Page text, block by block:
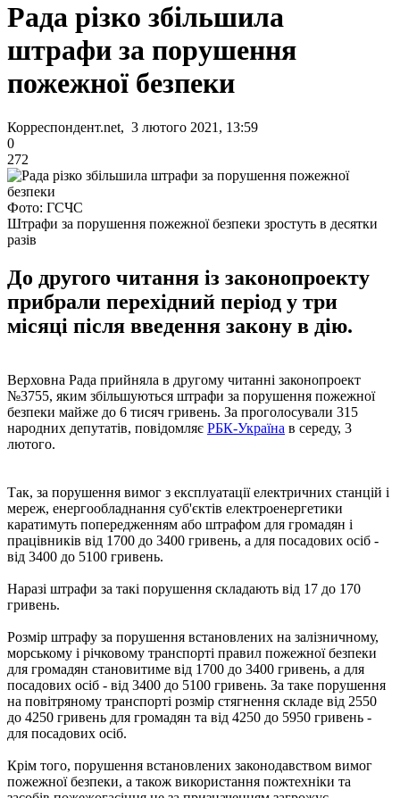
Рада різко збільшила
штрафи за порушення
пожежної безпеки
Корреспондент.net, 3 лютого 2021, 13:59
0
272
Фото: ГСЧС
Штрафи за порушення пожежної безпеки зростуть в десятки
разів
До другого читання із законопроекту
прибрали перехідний період у три
місяці після введення закону в дію.
Верховна Рада прийняла в другому читанні законопроект
№3755, яким збільшуються штрафи за порушення пожежної
безпеки майже до 6 тисяч гривень. За проголосували 315
народних депутатів, повідомляє РБК-Україна в середу, 3
лютого.
Так, за порушення вимог з експлуатації електричних станцій і
мереж, енергообладнання суб'єктів електроенергетики
каратимуть попередженням або штрафом для громадян і
працівників від 1700 до 3400 гривень, а для посадових осіб -
від 3400 до 5100 гривень.
Наразі штрафи за такі порушення складають від 17 до 170
гривень.
Розмір штрафу за порушення встановлених на залізничному,
морському і річковому транспорті правил пожежної безпеки
для громадян становитиме від 1700 до 3400 гривень, а для
посадових осіб - від 3400 до 5100 гривень. За таке порушення
на повітряному транспорті розмір стягнення складе від 2550
до 4250 гривень для громадян та від 4250 до 5950 гривень -
для посадових осіб.
Крім того, порушення встановлених законодавством вимог
пожежної безпеки, а також використання пожтехніки та